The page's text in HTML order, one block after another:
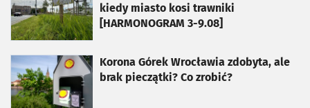
kiedy miasto kosi trawniki
[HARMONOGRAM 3-9.08]
Korona Górek Wrocławia zdobyta, ale
brak pieczątki? Co zrobić?
otworzy się w nowej karcie